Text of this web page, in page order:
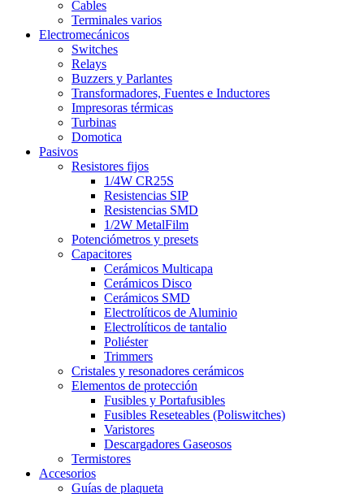
Cables
Terminales varios
Electromecánicos
Switches
Relays
Buzzers y Parlantes
Transformadores, Fuentes e Inductores
Impresoras térmicas
Turbinas
Domotica
Pasivos
Resistores fijos
1/4W CR25S
Resistencias SIP
Resistencias SMD
1/2W MetalFilm
Potenciómetros y presets
Capacitores
Cerámicos Multicapa
Cerámicos Disco
Cerámicos SMD
Electrolíticos de Aluminio
Electrolíticos de tantalio
Poliéster
Trimmers
Cristales y resonadores cerámicos
Elementos de protección
Fusibles y Portafusibles
Fusibles Reseteables (Poliswitches)
Varistores
Descargadores Gaseosos
Termistores
Accesorios
Guías de plaqueta